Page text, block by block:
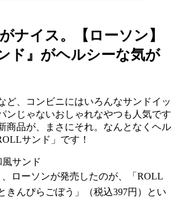
ナイス。【ローソン】
ド』がヘルシーな気が
ど、コンビニにはいろんなサンドイッ
ンじゃないおしゃれなやつも人気です
商品が、まさにそれ。なんとなくヘル
サンド」です！
サンド
、ローソンが発売したのが、「 ROLL
んぴらごぼう」（税込397円）とい